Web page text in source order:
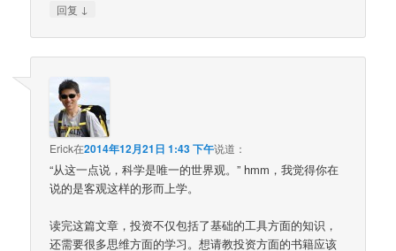
回复 ↓
Erick在2014年12月21日 1:43 下午说道：
“从这一点说，科学是唯一的世界观。” hmm，我觉得你在
说的是客观这样的形而上学。
读完这篇文章，投资不仅包括了基础的工具方面的知识，
还需要很多思维方面的学习。想请教投资方面的书籍应该